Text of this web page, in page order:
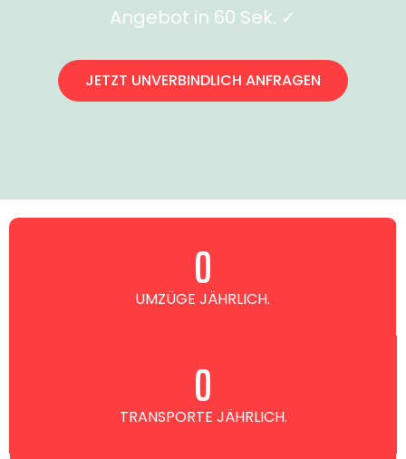
Angebot in 60 Sek. ✓
JETZT UNVERBINDLICH ANFRAGEN
UMZÜGE JÄHRLICH.
0
TRANSPORTE JÄHRLICH.
0